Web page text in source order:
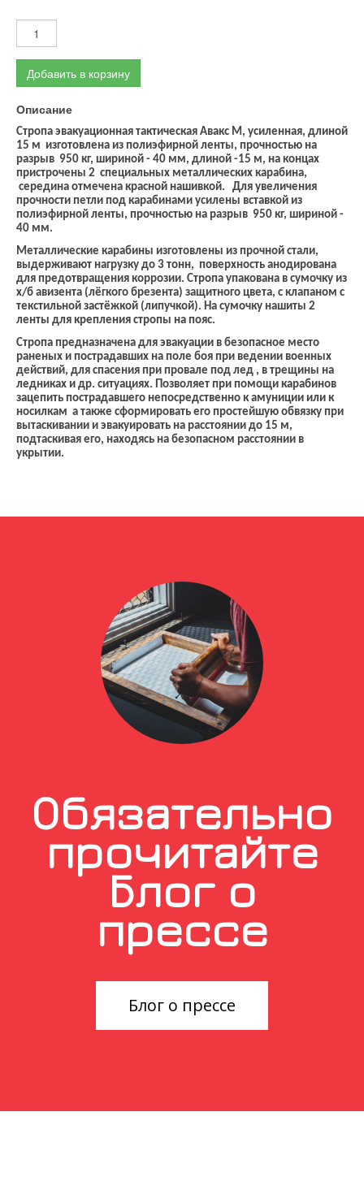
Добавить в корзину
Описание
Стропа эвакуационная тактическая Авакс М, усиленная, длиной
15 м изготовлена из полиэфирной ленты, прочностью на
разрыв 950 кг, шириной - 40 мм, длиной -15 м, на концах
пристрочены 2 специальных металлических карабина,
середина отмечена красной нашивкой. Для увеличения
прочности петли под карабинами усилены вставкой из
полиэфирной ленты, прочностью на разрыв 950 кг, шириной -
40 мм.
Металлические карабины изготовлены из прочной стали,
выдерживают нагрузку до 3 тонн, поверхность анодирована
для предотвращения коррозии. Стропа упакована в сумочку из
х/б авизента (лёгкого брезента) защитного цвета, с клапаном с
текстильной застёжкой (липучкой). На сумочку нашиты 2
ленты для крепления стропы на пояс.
Стропа предназначена для эвакуации в безопасное место
раненых и пострадавших на поле боя при ведении военных
действий, для спасения при провале под лед , в трещины на
ледниках и др. ситуациях. Позволяет при помощи карабинов
зацепить пострадавшего непосредственно к амуниции или к
носилкам а также сформировать его простейшую обвязку при
вытаскивании и эвакуировать на расстоянии до 15 м,
подтаскивая его, находясь на безопасном расстоянии в
укрытии.
Обязательно
прочитайте
Блог о
прессе
Блог о прессе